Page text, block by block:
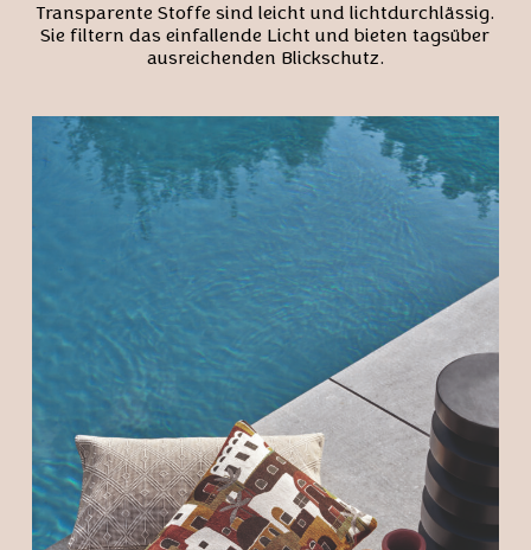
Transparente Stoffe sind leicht und lichtdurchlässig.
Sie filtern das einfallende Licht und bieten tagsüber
ausreichenden Blickschutz.